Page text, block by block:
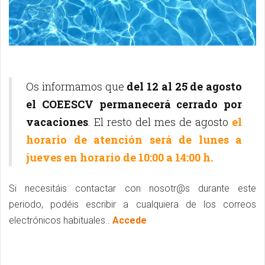
Os informamos que del 12 al 25 de agosto
el COEESCV permanecerá cerrado por
vacaciones . El resto del mes de agosto el
horario de atención será de lunes a
jueves en horario de 10:00 a 14:00 h.
Si necesitáis contactar con nosotr@s durante este
periodo, podéis escribir a cualquiera de los correos
electrónicos habituales.. Accede